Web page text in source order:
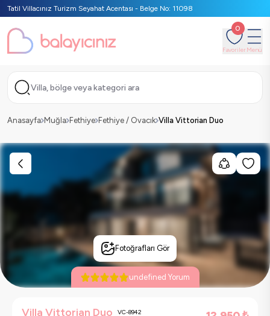
Tatil Villacınız Turizm Seyahat Acentası - Belge No: 11098
0
FavorilerMenü
Villa, bölge veya kategori ara
Anasayfa Muğla Fethiye Fethiye / Ovacık Villa Vittorian Duo
Fotoğrafları Gör
undefined Yorum
Villa Vittorian Duo VC-8942